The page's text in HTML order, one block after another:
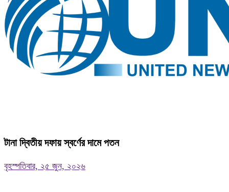
টানা দ্বিতীয় দফায় স্বর্ণের দামে পতন
বৃহস্পতিবার, ২৫ জুন, ২০২৬